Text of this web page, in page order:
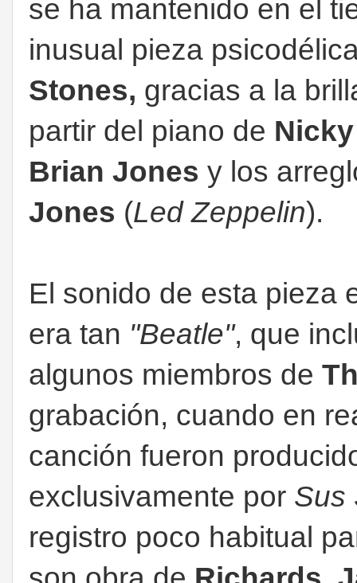
se ha mantenido en el
inusual pieza
Stones, gracias a la
partir del piano de
Brian Jones y los
Jones (Led Zeppelin).
El sonido de esta pieza
era tan "Beatle", que
algunos miembros de
grabación, cuando en
canción fueron
exclusivamente por Sus
registro poco habitual